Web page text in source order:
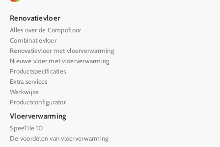
Renovatievloer
Alles over de Compofloor
Combinatievloer
Renovatievloer met vloerverwarming
Nieuwe vloer met vloerverwarming
Productspecificaties
Extra services
Werkwijze
Productconfigurator
Vloerverwarming
SpeeTile 10
De voordelen van vloerverwarming